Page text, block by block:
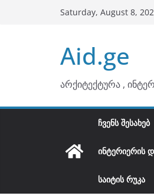
Saturday, August 8,
Aid.ge
არქიტექტურა ,
ᲩᲕᲔᲜᲡ ᲨᲔᲡᲐᲮᲔᲑ
ᲘᲜᲢᲔᲠᲘᲔᲠᲘᲡ
ᲡᲐᲘᲢᲘᲡ ᲠᲣᲙᲐ